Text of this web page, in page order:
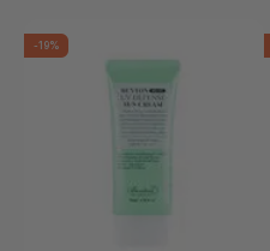
-19%